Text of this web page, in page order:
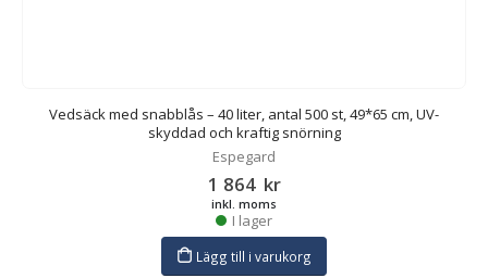
Vedsäck med snabblås – 40 liter, antal 500 st, 49*65 cm, UV-
skyddad och kraftig snörning
Espegard
1 864 kr
inkl. moms
I lager
Lägg till i varukorg